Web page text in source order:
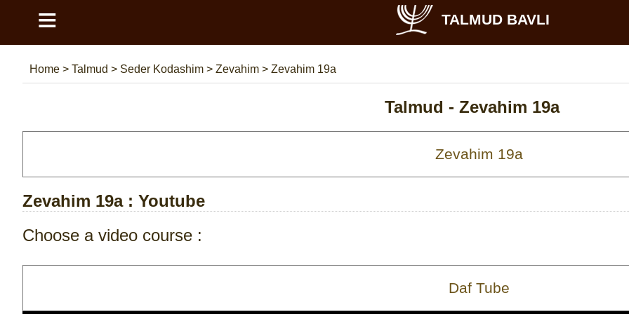
≡ TALMUD BAVLI
Home > Talmud > Seder Kodashim > Zevahim > Zevahim 19a
Talmud - Zevahim 19a
Zevahim 19a: Youtube
Choose a video course :